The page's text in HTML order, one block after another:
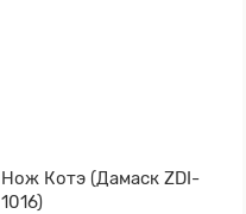
Нож Котэ (Дамаск ZDI-
1016)